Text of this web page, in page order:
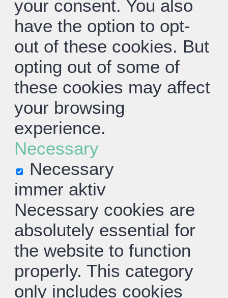
your consent. You also
have the option to opt-
out of these cookies. But
opting out of some of
these cookies may affect
your browsing
experience.
Necessary
Necessary
immer aktiv
Necessary cookies are
absolutely essential for
the website to function
properly. This category
only includes cookies